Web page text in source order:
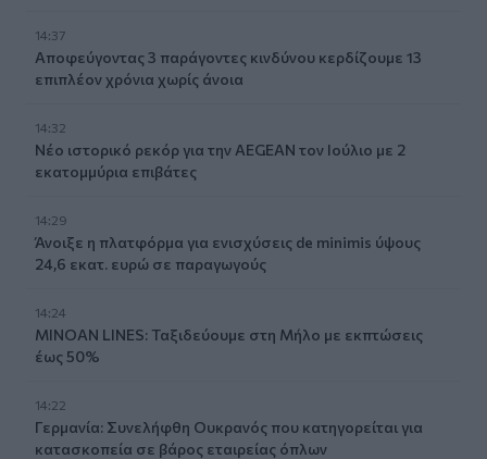
14:37
Αποφεύγοντας 3 παράγοντες κινδύνου κερδίζουμε 13
επιπλέον χρόνια χωρίς άνοια
14:32
Νέο ιστορικό ρεκόρ για την AEGEAN τον Ιούλιο με 2
εκατομμύρια επιβάτες
14:29
Άνοιξε η πλατφόρμα για ενισχύσεις de minimis ύψους
24,6 εκατ. ευρώ σε παραγωγούς
14:24
MINOAN LINES: Ταξιδεύουμε στη Μήλο με εκπτώσεις
έως 50%
14:22
Γερμανία: Συνελήφθη Ουκρανός που κατηγορείται για
κατασκοπεία σε βάρος εταιρείας όπλων